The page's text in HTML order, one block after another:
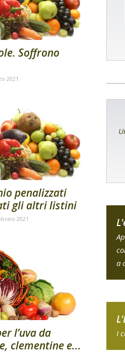
Soffrono
2021
penalizzati
gli altri listini
2021
l’uva da
clementine e...
a
I